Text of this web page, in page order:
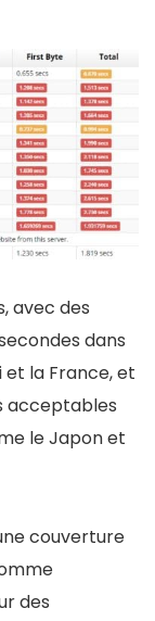
avec des
dans
la France, et
acceptables
le Japon et
couverture
des